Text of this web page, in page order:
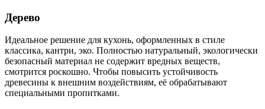
Дерево
Идеальное решение для кухонь, оформленных в стиле
классика, кантри, эко. Полностью натуральный, экологически
безопасный материал не содержит вредных веществ,
смотрится роскошно. Чтобы повысить устойчивость
древесины к внешним воздействиям, её обрабатывают
специальными пропитками.